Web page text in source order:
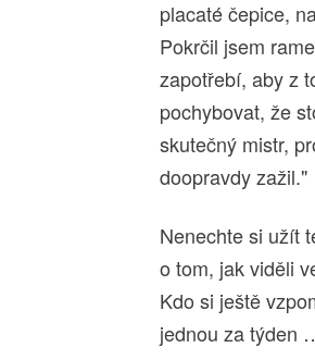
placaté čepice,
Pokrčil jsem
zapotřebí, aby z
pochybovat, že
skutečný mistr,
doopravdy zažil."
Nenechte si užít
o tom, jak viděli
Kdo si ještě
jednou za týden